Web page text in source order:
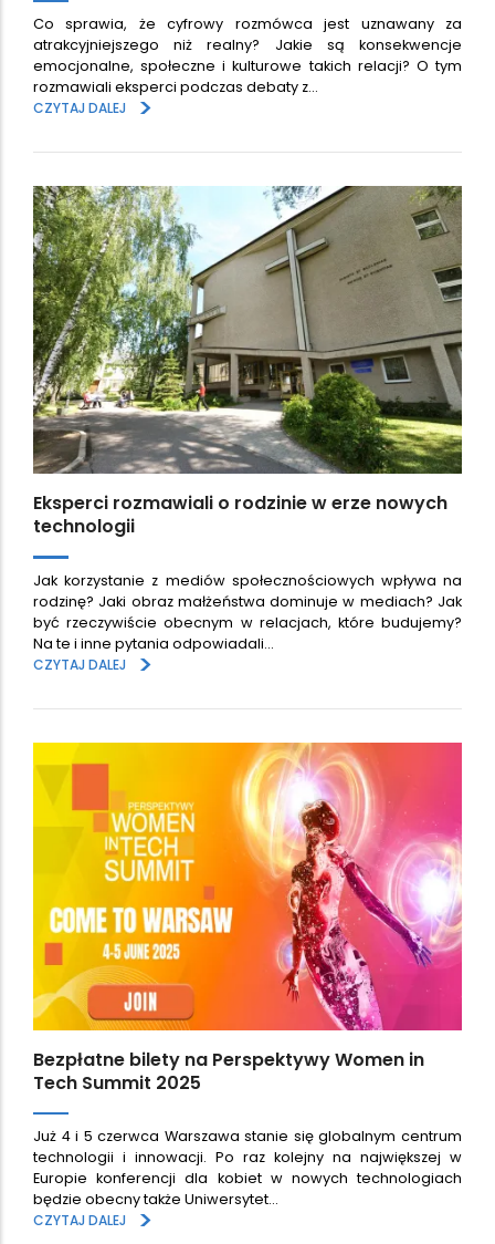
Co sprawia, że cyfrowy rozmówca jest uznawany za
atrakcyjniejszego niż realny? Jakie są konsekwencje
emocjonalne, społeczne i kulturowe takich relacji? O tym
rozmawiali eksperci podczas debaty z…
CZYTAJ DALEJ
>
Eksperci rozmawiali o rodzinie w erze nowych
technologii
Jak korzystanie z mediów społecznościowych wpływa na
rodzinę? Jaki obraz małżeństwa dominuje w mediach? Jak
być rzeczywiście obecnym w relacjach, które budujemy?
Na te i inne pytania odpowiadali…
CZYTAJ DALEJ
>
Bezpłatne bilety na Perspektywy Women in
Tech Summit 2025
Już 4 i 5 czerwca Warszawa stanie się globalnym centrum
technologii i innowacji. Po raz kolejny na największej w
Europie konferencji dla kobiet w nowych technologiach
będzie obecny także Uniwersytet…
CZYTAJ DALEJ
>